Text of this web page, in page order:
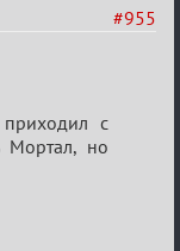
#955
с
Мортал, но